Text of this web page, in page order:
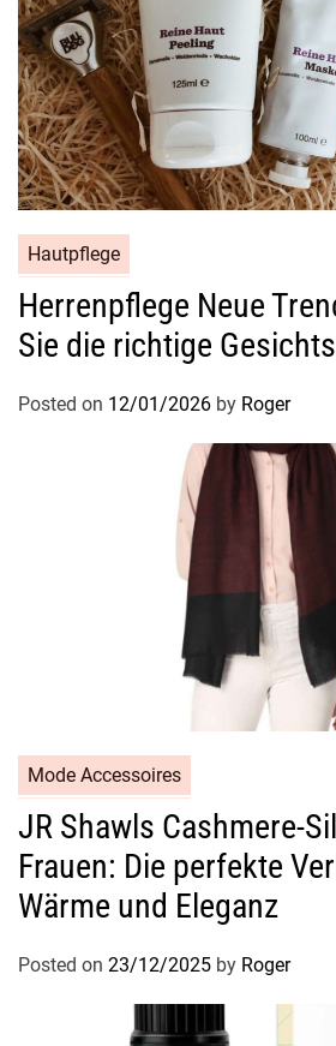
Hautpflege
Herrenpflege Neue
Sie die richtige
Posted on 12/01/2026 by Roger
Mode Accessoires
JR Shawls Cashmere-
Frauen: Die perfekte
Wärme und Eleganz
Posted on 23/12/2025 by Roger